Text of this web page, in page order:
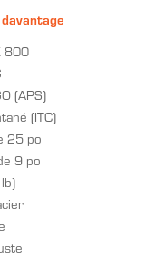
800
(APS)
(ITC)
25 po
9 po